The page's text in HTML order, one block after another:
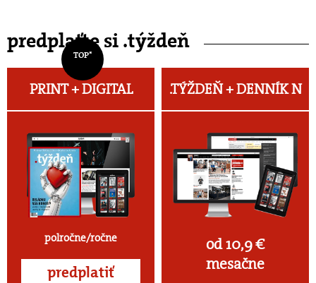
predplaťte si .týždeň
TOP*
PRINT + DIGITAL
polročne/ročne
predplatiť
.TÝŽDEŇ +DENNÍK N
od 10,9 €
mesačne